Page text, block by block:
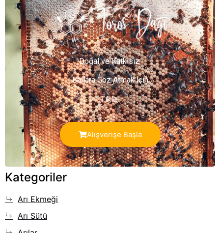
Doğal ve Katkısız
Ballara Göz Atmak İçin
Tıkla!
Alışverişe Başla
Kategoriler
Arı Ekmeği
Arı Sütü